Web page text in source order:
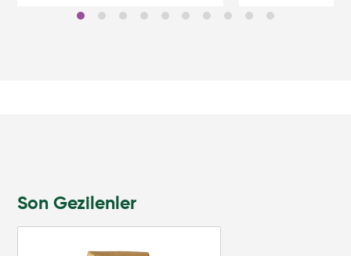
Son Gezilenler